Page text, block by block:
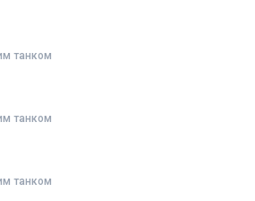
танком
танком
танком